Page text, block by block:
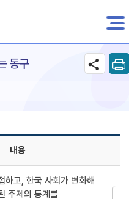
전자민원
동구
내용
하고, 한국 사회가 변화해
주제의 통계를